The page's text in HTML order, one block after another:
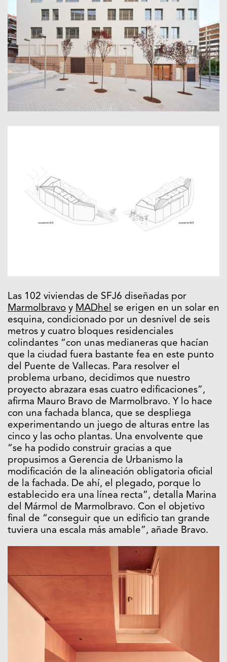
Las 102 viviendas de SFJ6 diseñadas por
Marmolbravo y MADhel se erigen en un solar en
esquina, condicionado por un desnivel de seis
metros y cuatro bloques residenciales
colindantes “con unas medianeras que hacían
que la ciudad fuera bastante fea en este punto
del Puente de Vallecas. Para resolver el
problema urbano, decidimos que nuestro
proyecto abrazara esas cuatro edificaciones”,
afirma Mauro Bravo de Marmolbravo. Y lo hace
con una fachada blanca, que se despliega
experimentando un juego de alturas entre las
cinco y las ocho plantas. Una envolvente que
“se ha podido construir gracias a que
propusimos a Gerencia de Urbanismo la
modificación de la alineación obligatoria oficial
de la fachada. De ahí, el plegado, porque lo
establecido era una línea recta”, detalla Marina
del Mármol de Marmolbravo. Con el objetivo
final de “conseguir que un edificio tan grande
tuviera una escala más amable”, añade Bravo.